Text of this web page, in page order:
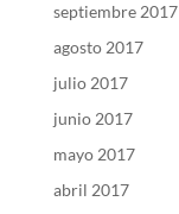
septiembre 2017
agosto 2017
julio 2017
junio 2017
mayo 2017
abril 2017